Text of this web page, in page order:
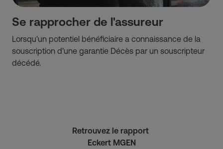
Se rapprocher de l'assureur
Lorsqu'un potentiel bénéficiaire a connaissance de la
souscription d’une garantie Décès par un souscripteur
décédé.
Retrouvez le rapport
Eckert MGEN